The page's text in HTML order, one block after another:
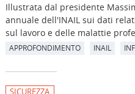
Illustrata dal presidente
annuale dell'INAIL sui dati
sul lavoro e delle malattie
APPROFONDIMENTO INAIL
SICUREZZA